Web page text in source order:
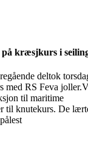
på kræsjkurs i
deltok
med RS Feva
til maritime
til knutekurs. De